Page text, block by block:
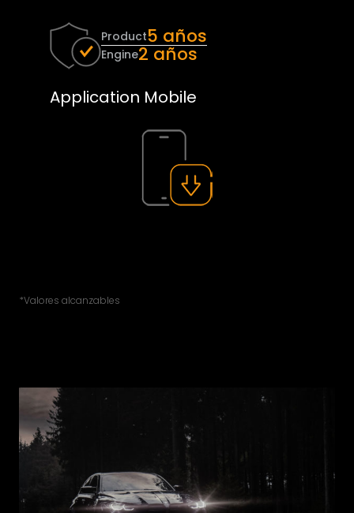
Product5 años
Engine2 años
Application Mobile
*Valores alcanzables